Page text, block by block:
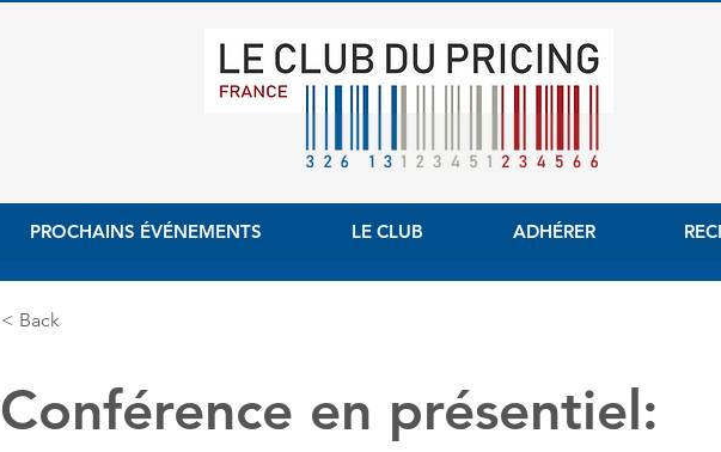
PROCHAINS ÉVÉNEMENTS LE CLUB ADHÉRER
< Back
Conférence en présentiel: